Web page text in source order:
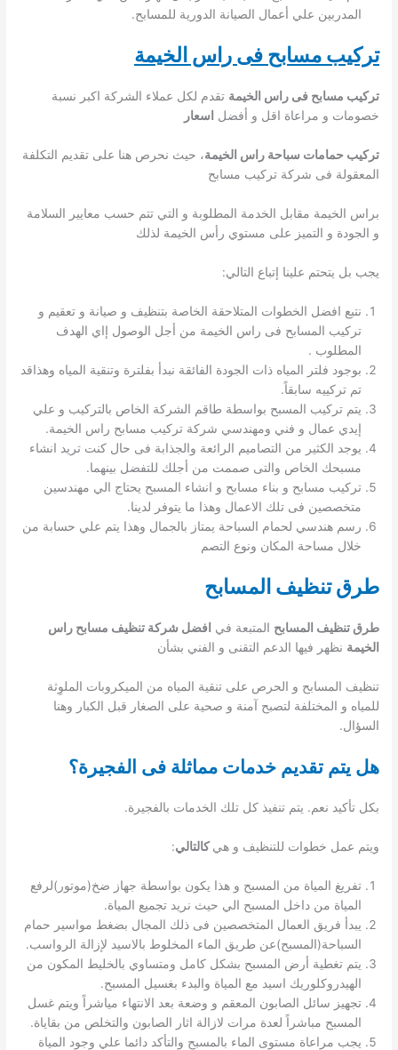
المدربين علي أعمال الصيانة الدورية للمسابح.
تركيب مسابح فى راس الخيمة
تركيب مسابح فى راس الخيمة تقدم لكل عملاء الشركة اكبر نسبة
خصومات و مراعاة اقل و أفضل
اسعار
تركيب حمامات سباحة راس الخيمة، حيث نحرص هنا على تقديم التكلفة
المعقولة فى شركة تركيب مسابح
براس الخيمة مقابل الخدمة المطلوبة و التي تتم حسب معايير السلامة
و الجودة و التميز على مستوي رأس الخيمة لذلك
يجب بل يتحتم علينا إتباع التالي:
نتبع افضل الخطوات المتلاحقة الخاصة بتنظيف و صيانة و تعقيم و
تركيب المسابح فى راس الخيمة من أجل الوصول إاي الهدف
المطلوب .
بوجود فلتر المياه ذات الجودة الفائقة نبدأ بفلترة وتنقية المياه وهذاقد
تم تركييه سابقاً.
يتم تركيب المسبح بواسطة طاقم الشركة الخاص بالتركيب و علي
إيدي عمال و فني ومهندسي شركة تركيب مسابح راس الخيمة.
يوجد الكثير من التصاميم الرائعة والجذابة فى حال كنت تريد انشاء
مسبحك الخاص والتى صممت من أجلك للتفضل بينهما.
تركيب مسابح و بناء مسابح و انشاء المسبح يحتاج الي مهندسين
متخصصين فى تلك الاعمال وهذا ما يتوفر لدينا.
رسم هندسي لحمام السباحة يمتاز بالجمال وهذا يتم علي حسابة من
خلال مساحة المكان ونوع التصم
طرق تنظيف المسابح
طرق تنظيف المسابح المتبعة في افضل شركة تنظيف مسابح راس
الخيمة نظهر فيها الدعم التقنى و الفني بشأن
تنظيف المسابح و الحرص على تنقية المياه من الميكروبات الملوِثة
للمياه و المختلفة لتصبح آمنة و صحية على الصغار قبل الكبار وهنا
السؤال.
هل يتم تقديم خدمات مماثلة فى الفجيرة؟
بكل تأكيد نعم. يتم تنفيذ كل تلك الخدمات بالفجيرة.
ويتم عمل خطوات للتنظيف و هيكالتالي:
تفريغ المياة من المسبح و هذا يكون بواسطة جهاز ضخ(موتور)لرفع
المياة من داخل المسبح الي حيث نريد تجميع المياة.
يبدأ فريق العمال المتخصصين فى ذلك المجال بضغط مواسير حمام
السباحة(المسبح)عن طريق الماء المخلوط بالاسيد لإزالة الرواسب.
يتم تغطية أرض المسبح بشكل كامل ومتساوي بالخليط المكون من
الهيدروكلوريك اسيد مع المياة والبدء بغسيل المسبح.
تجهيز سائل الصابون المعقم و وضعة بعد الانتهاء مياشراً ويتم غسل
المسبح مباشراً لعدة مرات لازالة اثار الصابون والتخلص من بقاياة.
يجب مراعاة مستوى الماء بالمسبح والتأكد دائما علي وجود المياة